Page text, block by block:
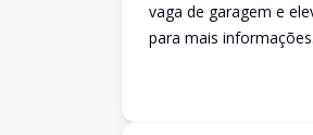
vaga de garagem e
para mais informações.